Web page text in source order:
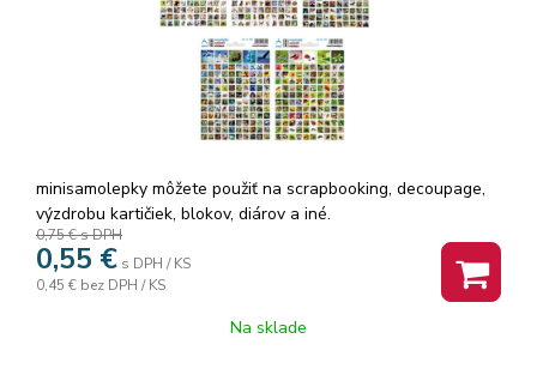
minisamolepky môžete použiť na scrapbooking, decoupage,
výzdrobu kartičiek, blokov, diárov a iné.
0,75 €s DPH
0,55 € s DPH / KS
0,45 € bez DPH / KS
Na sklade